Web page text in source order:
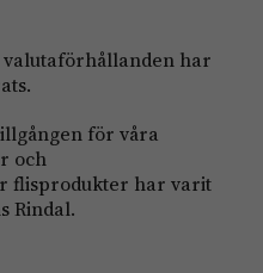
har
för våra
och
flisprodukter har varit
Rindal.